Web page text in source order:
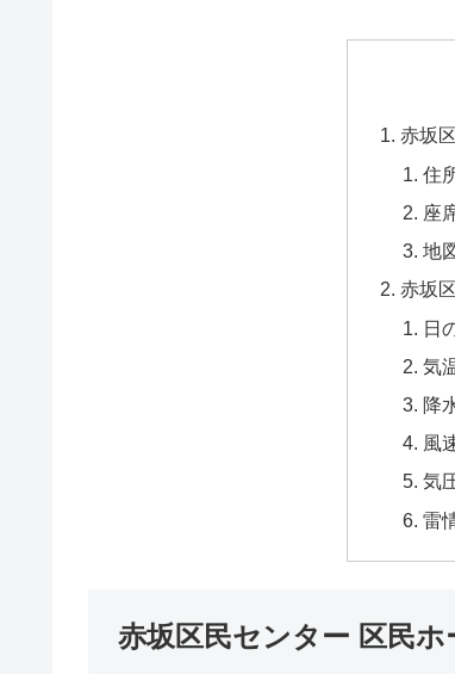
赤坂
住
座
地
赤坂
日
気
降
風
気
雷
赤坂区民センター 区民ホ